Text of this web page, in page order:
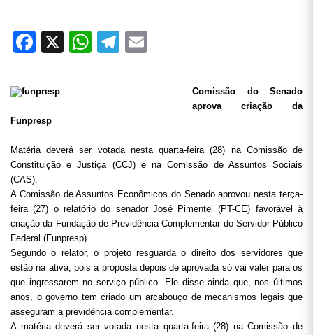
Facebook
X WhatsApp
Telegram
Comissão do Senado
aprova criação da
Funpresp
Matéria deverá ser votada nesta quarta-feira (28) na Comissão de
Constituição e Justiça (CCJ) e na Comissão de Assuntos Sociais
(CAS).
A Comissão de Assuntos Econômicos do Senado aprovou nesta terça-
feira (27) o relatório do senador José Pimentel (PT-CE) favorável à
criação da Fundação de Previdência Complementar do Servidor Público
Federal (Funpresp).
Segundo o relator, o projeto resguarda o direito dos servidores que
estão na ativa, pois a proposta depois de aprovada só vai valer para os
que ingressarem no serviço público. Ele disse ainda que, nos últimos
anos, o governo tem criado um arcabouço de mecanismos legais que
asseguram a previdência complementar.
A matéria deverá ser votada nesta quarta-feira (28) na Comissão de